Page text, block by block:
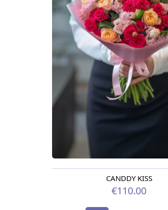
Pieejams šodienCANDDY KISS
€110.00